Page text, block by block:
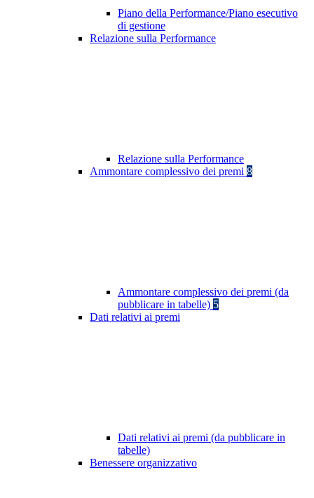
Piano della Performance/Piano esecutivo
di gestione
Relazione sulla Performance
Relazione sulla Performance
Ammontare complessivo dei premi 8
Ammontare complessivo dei premi (da
pubblicare in tabelle) 5
Dati relativi ai premi
Dati relativi ai premi (da pubblicare in
tabelle)
Benessere organizzativo